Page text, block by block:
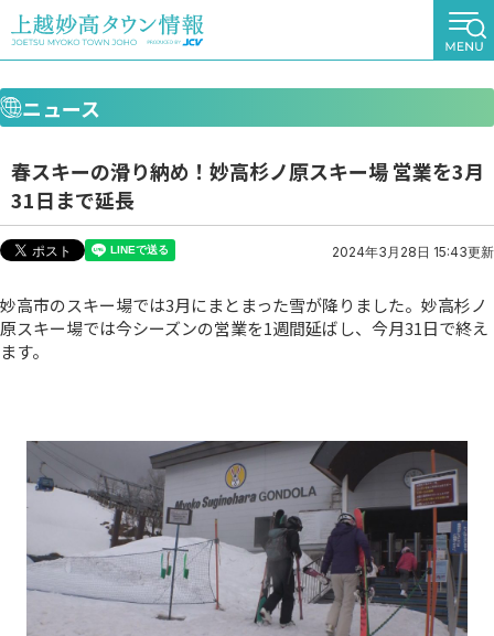
ニュース
春スキーの滑り納め！妙高杉ノ原スキー場 営業を3月
31日まで延長
2024年3月28日 15:43更新
妙高市のスキー場では3月にまとまった雪が降りました。妙高杉ノ
原スキー場では今シーズンの営業を1週間延ばし、今月31日で終え
ます。